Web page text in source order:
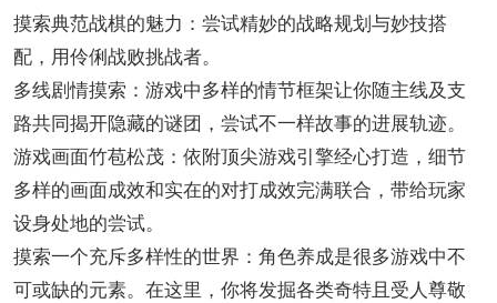
摸索典范战棋的魅力：尝试精妙的战略规划与妙技搭
配，用伶俐战败挑战者。
多线剧情摸索：游戏中多样的情节框架让你随主线及支
路共同揭开隐藏的谜团，尝试不一样故事的进展轨迹。
游戏画面竹苞松茂：依附顶尖游戏引擎经心打造，细节
多样的画面成效和实在的对打成效完满联合，带给玩家
设身处地的尝试。
摸索一个充斥多样性的世界：角色养成是很多游戏中不
可或缺的元素。在这里，你将发掘各类奇特且受人尊敬